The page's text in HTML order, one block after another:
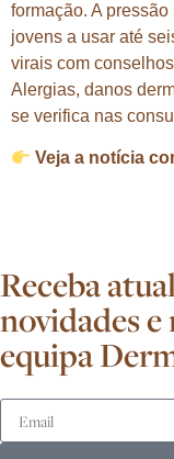
formação. A
jovens a usar até
virais com
Alergias, danos
se verifica nas
Veja a notícia
Receba
novidades
equipa